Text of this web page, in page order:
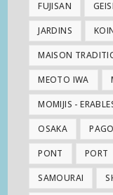
FUJISAN
JARDINS
MAISON
MEOTO IWA
MOMIJIS -
OSAKA
PONT PORT
SAMOURAI